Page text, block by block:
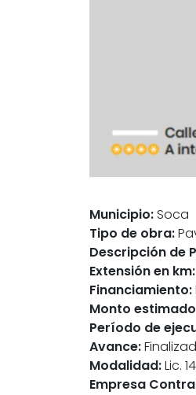
Municipio: Soca
Tipo de obra:
Descripción de
Extensión en km:
Financiamiento:
Monto
Período de
Avance:
Modalidad:Lic.
Empresa